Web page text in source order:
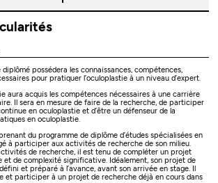
possédera les connaissances, compétences,
pour pratiquer l’oculoplastie à un niveau d’expert.
aura acquis les compétences nécessaires à une carrière
Il sera en mesure de faire de la recherche, de participer
en oculoplastie et d’être un défenseur de la
en oculoplastie.
du programme de diplôme d’études spécialisées en
à participer aux activités de recherche de son milieu.
de recherche, il est tenu de compléter un projet
et de complexité significative. Idéalement, son projet de
et préparé à l’avance, avant son arrivée en stage. Il
et participer à un projet de recherche déjà en cours dans